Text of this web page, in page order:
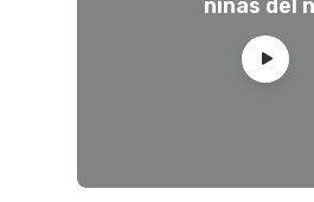
niñas del